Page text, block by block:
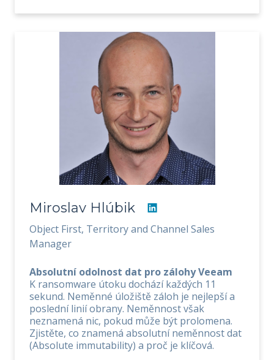
Miroslav Hlúbik
Object First, Territory and Channel Sales
Manager
Absolutní odolnost dat pro zálohy Veeam
K ransomware útoku dochází každých 11
sekund. Neměnné úložiště záloh je nejlepší a
poslední linií obrany. Neměnnost však
neznamená nic, pokud může být prolomena.
Zjistěte, co znamená absolutní neměnnost dat
(Absolute immutability) a proč je klíčová.